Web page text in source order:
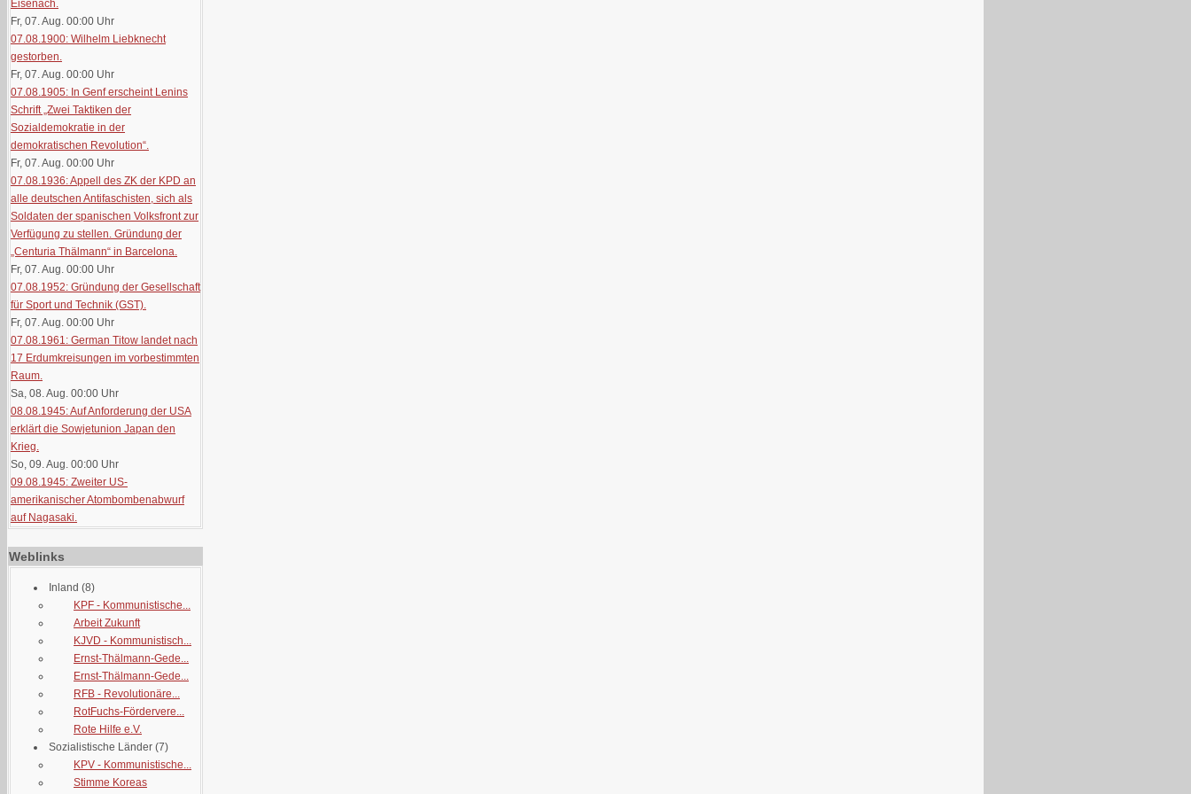
Eisenach.
Fr, 07. Aug. 00:00 Uhr
07.08.1900: Wilhelm Liebknecht
gestorben.
Fr, 07. Aug. 00:00 Uhr
07.08.1905: In Genf erscheint Lenins
Schrift „Zwei Taktiken der
Sozialdemokratie in der
demokratischen Revolution“.
Fr, 07. Aug. 00:00 Uhr
07.08.1936: Appell des ZK der KPD an
alle deutschen Antifaschisten, sich als
Soldaten der spanischen Volksfront zur
Verfügung zu stellen. Gründung der
„Centuria Thälmann“ in Barcelona.
Fr, 07. Aug. 00:00 Uhr
07.08.1952: Gründung der Gesellschaft
für Sport und Technik (GST).
Fr, 07. Aug. 00:00 Uhr
07.08.1961: German Titow landet nach
17 Erdumkreisungen im vorbestimmten
Raum.
Sa, 08. Aug. 00:00 Uhr
08.08.1945: Auf Anforderung der USA
erklärt die Sowjetunion Japan den
Krieg.
So, 09. Aug. 00:00 Uhr
09.08.1945: Zweiter US-
amerikanischer Atombombenabwurf
auf Nagasaki.
Weblinks
Inland (8)
KPF - Kommunistische...
Arbeit Zukunft
KJVD - Kommunistisch...
Ernst-Thälmann-Gede...
Ernst-Thälmann-Gede...
RFB - Revolutionäre...
RotFuchs-Fördervere...
Rote Hilfe e.V.
Sozialistische Länder (7)
KPV - Kommunistische...
Stimme Koreas